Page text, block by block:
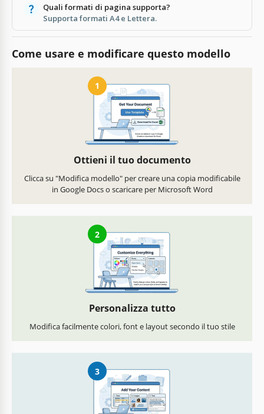
Quali formati di pagina supporta?
Supporta formati A4 e Lettera.
Come usare e modificare questo modello
1
Ottieni il tuo documento
Clicca su "Modifica modello" per creare una copia modificabile
in Google Docs o scaricare per Microsoft Word
2
Personalizza tutto
Modifica facilmente colori, font e layout secondo il tuo stile
3